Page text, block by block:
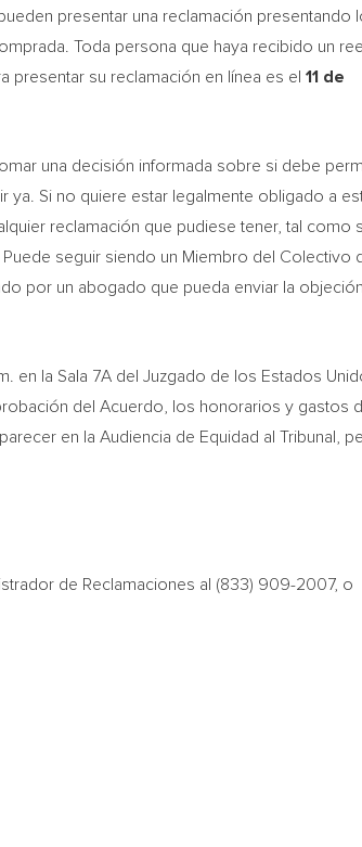
presentar una reclamación presentando
Toda persona que haya recibido un
presentar su reclamación en línea es el 11 de
una decisión informada sobre si debe
ya. Si no quiere estar legalmente obligado a
reclamación que pudiese tener, tal como
seguir siendo un Miembro del Colectivo
por un abogado que pueda enviar la
en la Sala 7A del Juzgado de los Estados
del Acuerdo, los honorarios y gastos
en la Audiencia de Equidad al Tribunal,
de Reclamaciones al (833) 909-2007, o